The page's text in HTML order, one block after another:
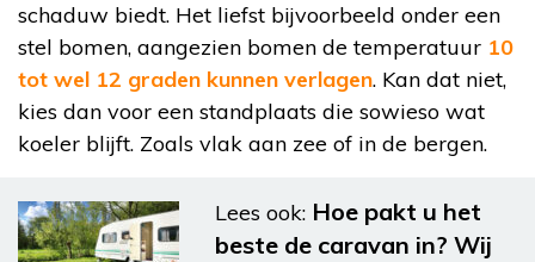
schaduw biedt. Het liefst bijvoorbeeld onder een
stel bomen, aangezien bomen de temperatuur 10
tot wel 12 graden kunnen verlagen. Kan dat niet,
kies dan voor een standplaats die sowieso wat
koeler blijft. Zoals vlak aan zee of in de bergen.
Lees ook: Hoe pakt u het
beste de caravan in? Wij